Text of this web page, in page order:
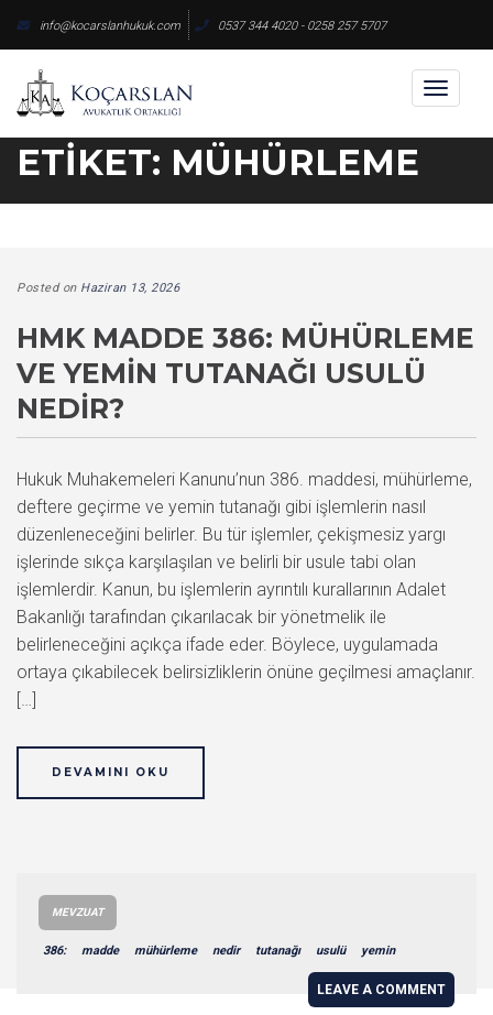
content
info@kocarslanhukuk.com 0537 344 4020 - 0258 257 5707
Toggle
ETIKET: MÜHÜRLEME
Posted on Haziran 13, 2026
HMK MADDE 386: MÜHÜRLEME
VE YEMIN TUTANAĞI USULÜ
NEDIR?
Hukuk Muhakemeleri Kanunu’nun 386. maddesi, mühürleme,
deftere geçirme ve yemin tutanağı gibi işlemlerin nasıl
düzenleneceğini belirler. Bu tür işlemler, çekişmesiz yargı
işlerinde sıkça karşılaşılan ve belirli bir usule tabi olan
işlemlerdir. Kanun, bu işlemlerin ayrıntılı kurallarının Adalet
Bakanlığı tarafından çıkarılacak bir yönetmelik ile
belirleneceğini açıkça ifade eder. Böylece, uygulamada
ortaya çıkabilecek belirsizliklerin önüne geçilmesi amaçlanır.
[…]
DEVAMINI OKU
MEVZUAT
386: madde mühürleme nedir tutanağı usulü yemin
LEAVE A COMMENT